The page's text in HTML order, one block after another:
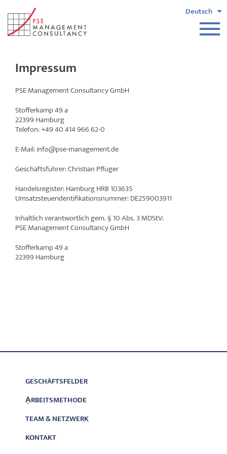
Impressum
PSE Management Consultancy GmbH
Stofferkamp 49 a
22399 Hamburg
Telefon: +49 40 414 966 62-0
E-Mail: info@pse-management.de
Geschäftsführer: Christian Pflüger
Handelsregister: Hamburg HRB 103635
Umsatzsteueridentifikationsnummer: DE259003911
Inhaltlich verantwortlich gem. § 10 Abs. 3 MDStV:
PSE Management Consultancy GmbH
Stofferkamp 49 a
22399 Hamburg
GESCHÄFTSFELDER
ẠRBEITSMETHODE
TEAM & NETZWERK
KONTAKT